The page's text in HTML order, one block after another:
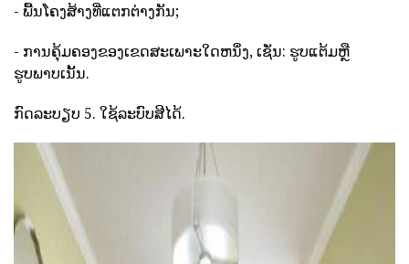
- ພື້ນໂຄງສ້າງທີ່ແຕກຕ່າງກັນ;
- ການຄຸ້ມຄອງຂອງເຂດສະເພາະໃດຫນຶ່ງ, ເຊັ່ນ: ຮູບແຕ້ມຫຼື
ຮູບພາບເນັ້ນ.
ກົດລະບຽບ 5. ໃຊ້ລະບົບສີໄດ້.